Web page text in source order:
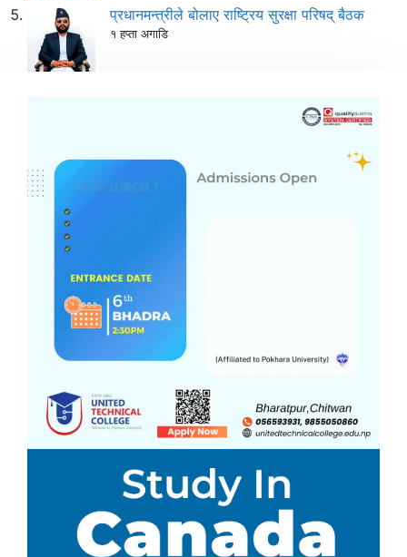
प्रधानमन्त्रीले बोलाए राष्ट्रिय सुरक्षा परिषद् बैठक
१ हप्ता अगाडि